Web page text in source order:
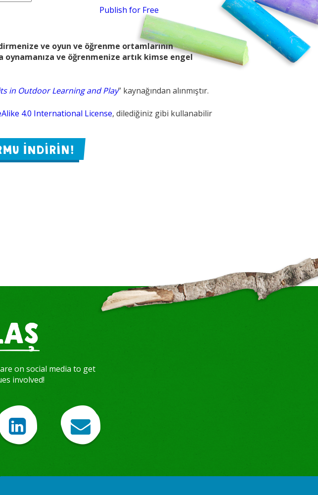
Publish for Free
ve oyun ve öğrenme ortamlarının
oynamanıza ve öğrenmenize artık kimse engel
in Outdoor Learning and Play” kaynağından alınmıştır.
4.0 International License, dilediğiniz gibi kullanabilir
İNDİRİN!
on social media to get
involved!